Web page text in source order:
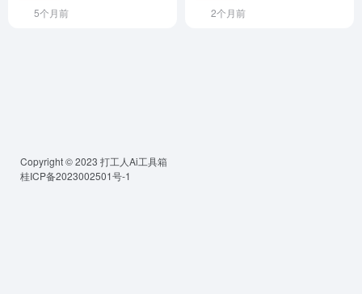
5个月前 2个月前
Copyright © 2023 打工人Ai工具箱
桂ICP备2023002501号-1